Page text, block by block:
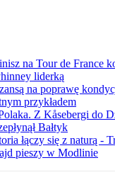
na Tour de France
liderką
na poprawę
przykładem
Z Kåsebergi do
Bałtyk
łączy się z naturą -
pieszy w Modlinie